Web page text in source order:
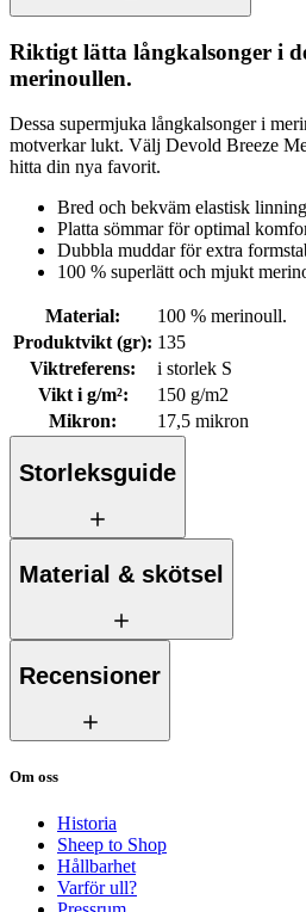
Riktigt lätta långkalsonger i
merinoullen.
Dessa supermjuka långkalsonger i
motverkar lukt. Välj Devold Breeze
hitta din nya favorit.
Bred och bekväm elastisk linning
Platta sömmar för optimal
Dubbla muddar för extra
100 % superlätt och mjukt
Material:
100 % merinoull.
Produktvikt (gr): 135
Viktreferens:
i storlek S
Vikt i g/m²:
150 g/m2
Mikron: 17,5 mikron
Storleksguide
Material & skötsel
Recensioner
Om oss
Historia
Sheep to Shop
Hållbarhet
Varför ull?